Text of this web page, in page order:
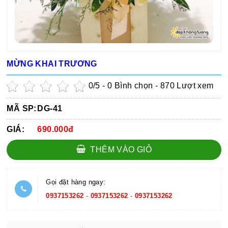
MỪNG KHAI TRƯƠNG
0/5 -0 Bình chọn - 870 Lượt xem
MÃ SP: DG-41
GIÁ: 690.000đ
THÊM VÀO GIỎ
Gọi đặt hàng ngay:
0937153262 - 0937153262 - 0937153262